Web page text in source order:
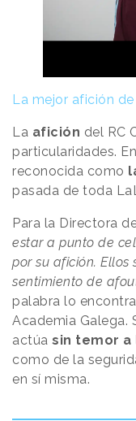
La mejor afición
La afición del RC
particularidades.
reconocida como
pasada de toda
Para la Directora
estar a punto de
por su afición. Ellos
sentimiento de
palabra lo
Academia Galega.
actúa sin temor
como de la
en sí misma.